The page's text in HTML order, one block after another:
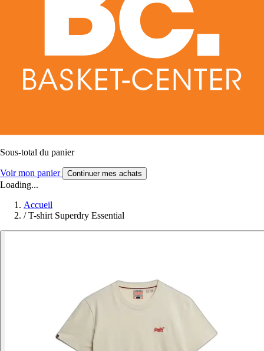
Sous-total du panier
Voir mon panier Continuer mes achats
Loading...
Accueil
/ T-shirt Superdry Essential